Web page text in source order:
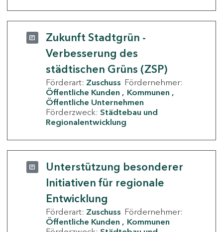
Zukunft Stadtgrün -
Verbesserung des
städtischen Grüns (ZSP)
Förderart: Zuschuss Fördernehmer:
Öffentliche Kunden
Kommunen
Öffentliche Unternehmen
Förderzweck: Städtebau und
Regionalentwicklung
Unterstützung besonderer
Initiativen für regionale
Entwicklung
Förderart: Zuschuss Fördernehmer:
Öffentliche Kunden
Kommunen